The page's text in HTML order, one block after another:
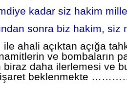
kadar siz hakim
sonra biz hakim, siz
ile ahali açıktan açığa
ve bombaların
biraz daha ilerlemesi ve
işaret beklenmekte